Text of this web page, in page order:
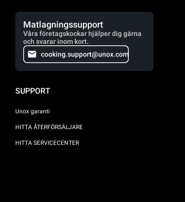
Matlagningssupport
Våra företagskockar hjälper dig gärna
och svarar inom kort.
cooking.support@unox.com
SUPPORT
Unox garanti
HITTA ÅTERFÖRSÄLJARE
HITTA SERVICECENTER